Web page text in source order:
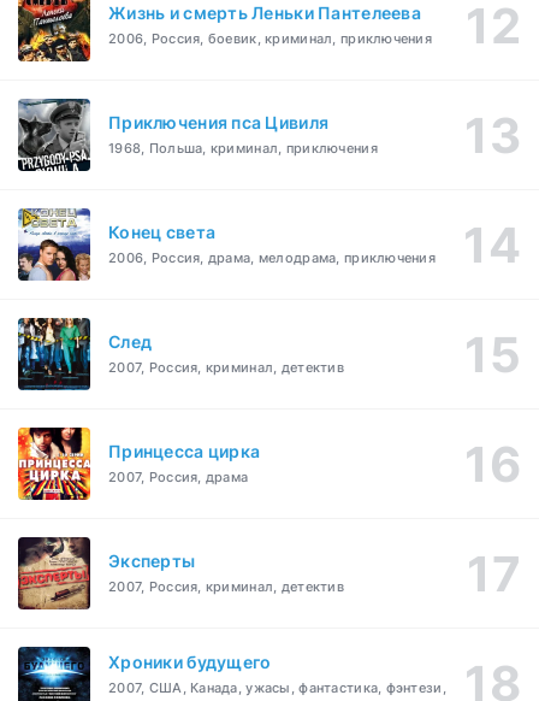
Жизнь и смерть Леньки Пантелеева
2006, Россия, боевик, криминал, приключения
Приключения пса Цивиля
1968, Польша, криминал, приключения
Конец света
2006, Россия, драма, мелодрама, приключения
След
2007, Россия, криминал, детектив
Принцесса цирка
2007, Россия, драма
Эксперты
2007, Россия, криминал, детектив
Хроники будущего
2007, США, Канада, ужасы, фантастика, фэнтези,